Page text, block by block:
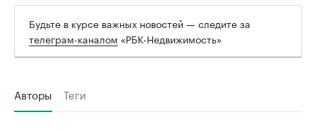
Будьте в курсе важных новостей — следите за
телеграм-каналом «РБК-Недвижимость»
Авторы Теги